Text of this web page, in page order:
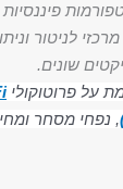
פיננסיות
לניטור
שונים.
על פרוטוקולי
, נפחי מסחר